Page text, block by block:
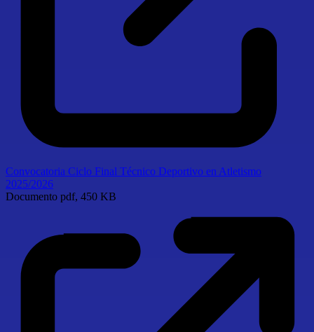
Convocatoria Ciclo Final Técnico Deportivo en Atletismo
2025/2026
Documento pdf, 450 KB